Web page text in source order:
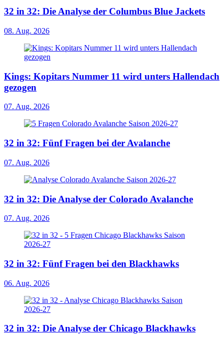
32 in 32: Die Analyse der Columbus Blue Jackets
08. Aug. 2026
Kings: Kopitars Nummer 11 wird unters Hallendach
gezogen
07. Aug. 2026
32 in 32: Fünf Fragen bei der Avalanche
07. Aug. 2026
32 in 32: Die Analyse der Colorado Avalanche
07. Aug. 2026
32 in 32: Fünf Fragen bei den Blackhawks
06. Aug. 2026
32 in 32: Die Analyse der Chicago Blackhawks